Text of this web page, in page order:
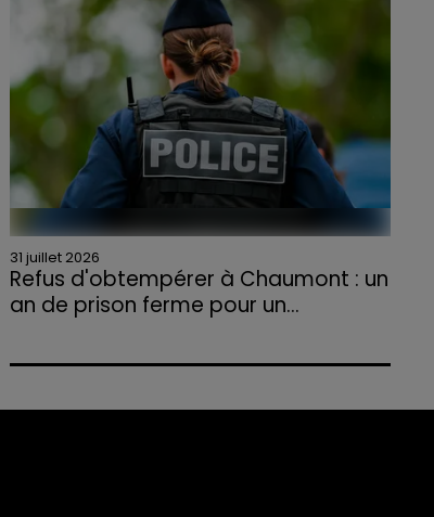
agriculteurs volontaires pour venir en aide...
31 juillet 2026
Refus d'obtempérer à Chaumont : un
an de prison ferme pour un...
l'annulation de son permis et la confiscation